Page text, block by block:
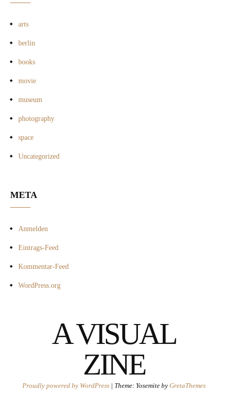
arts
berlin
books
movie
museum
photography
space
Uncategorized
META
Anmelden
Eintrags-Feed
Kommentar-Feed
WordPress.org
A VISUAL
ZINE
Proudly powered by WordPress | Theme: Yosemite by GretaThemes